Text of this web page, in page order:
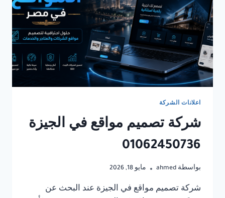
اعلانات الشركة
شركة تصميم مواقع في الجيزة
01062450736
بواسطة ahmed مايو 18, 2026
شركة تصميم مواقع في الجيزة عند البحث عن